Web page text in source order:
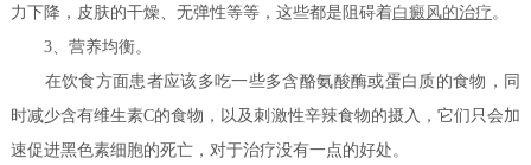
力下降，皮肤的干燥、无弹性等等，这些都是阻碍着白癜风的治疗。
3、营养均衡。
在饮食方面患者应该多吃一些多含酪氨酸酶或蛋白质的食物，同
时减少含有维生素C的食物，以及刺激性辛辣食物的摄入，它们只会加
速促进黑色素细胞的死亡，对于治疗没有一点的好处。